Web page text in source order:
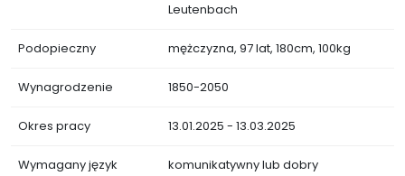
Leutenbach
Podopieczny mężczyzna, 97 lat, 180cm, 100kg
Wynagrodzenie 1850-2050
Okres pracy 13.01.2025 - 13.03.2025
Wymagany język komunikatywny lub dobry